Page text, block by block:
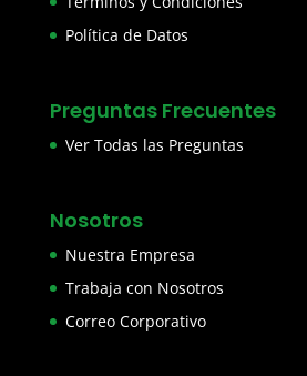
Política de Datos
Preguntas Frecuentes
Ver Todas las Preguntas
Nosotros
Nuestra Empresa
Trabaja con Nosotros
Correo Corporativo